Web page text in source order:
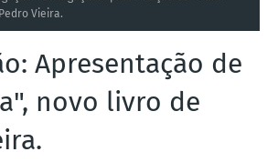
Vieira.
Apresentação de
novo livro de